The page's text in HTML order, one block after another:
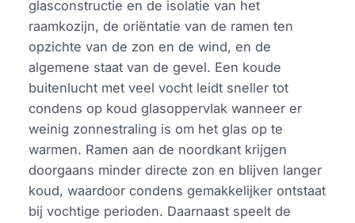
glasconstructie en de isolatie van het
raamkozijn, de oriëntatie van de ramen ten
opzichte van de zon en de wind, en de
algemene staat van de gevel. Een koude
buitenlucht met veel vocht leidt sneller tot
condens op koud glasoppervlak wanneer er
weinig zonnestraling is om het glas op te
warmen. Ramen aan de noordkant krijgen
doorgaans minder directe zon en blijven langer
koud, waardoor condens gemakkelijker ontstaat
bij vochtige perioden. Daarnaast speelt de